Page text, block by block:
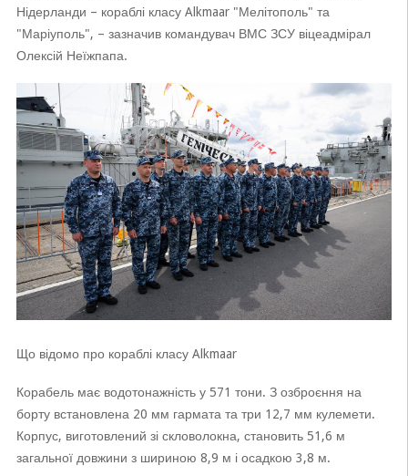
Нідерланди – кораблі класу Alkmaar "Мелітополь" та
"Маріуполь", – зазначив командувач ВМС ЗСУ віцеадмірал
Олексій Неїжпапа.
Що відомо про кораблі класу Alkmaar
Корабель має водотонажність у 571 тони. З озброєння на
борту встановлена 20 мм гармата та три 12,7 мм кулемети.
Корпус, виготовлений зі скловолокна, становить 51,6 м
загальної довжини з шириною 8,9 м і осадкою 3,8 м.